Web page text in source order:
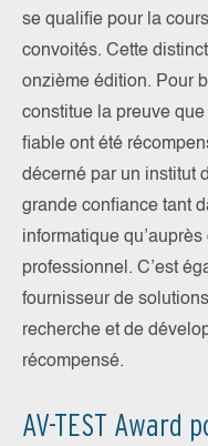
se qualifie pour la
convoités. Cette
onzième édition. Pour
constitue la preuve
fiable ont été
décerné par un institut
grande confiance tant
informatique
professionnel. C’est
fournisseur de
recherche et de
récompensé.
AV-TEST Award